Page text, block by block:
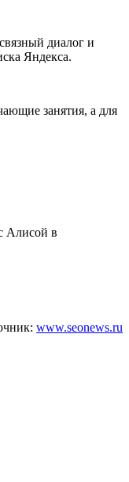
диалог и
Яндекса.
занятия, а для
Алисой в
www.seonews.ru